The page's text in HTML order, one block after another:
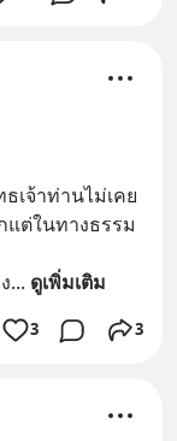
เจ้าท่านไม่เคย
แต่ในทางธรรม
... ดูเพิ่มเติม
3 3